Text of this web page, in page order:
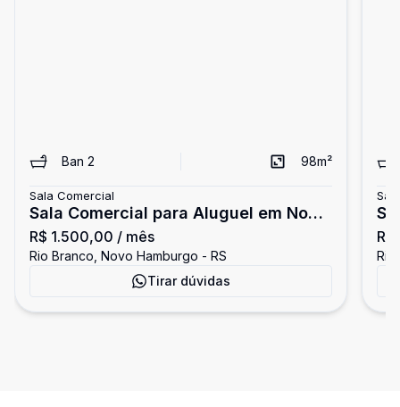
Ban 2 98m²
Sala Comercial
Sala Comercial para Aluguel em Novo
Hamburgo
R$ 1.500,00 / mês
Rio Branco, Novo Hamburgo - RS
Tirar dúvidas
Rio